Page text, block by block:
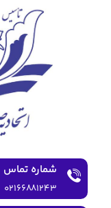
شماره تماس
۰۲۱۶۶۸۸۱۲۴۳